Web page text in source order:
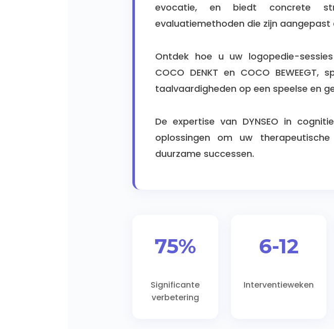
evocatie, en biedt concrete
evaluatiemethoden die zijn
Ontdek hoe u uw logopedie-
COCO DENKT en COCO
taalvaardigheden op een speelse en
De expertise van DYNSEO in
oplossingen om uw
duurzame successen.
75%
Significante
verbetering
6-12
Interventieweken